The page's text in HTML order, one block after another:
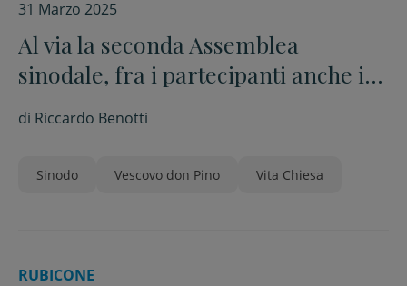
31 Marzo 2025
Al via la seconda Assemblea
sinodale, fra i partecipanti anche il
vescovo don Pino
di Riccardo Benotti
Sinodo Vescovo don Pino Vita Chiesa
RUBICONE